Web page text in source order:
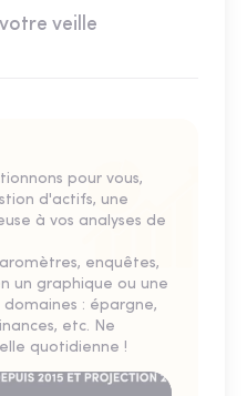
veille
pour vous,
d'actifs, une
à vos analyses de
enquêtes,
un graphique ou une
: épargne,
etc. Ne
quotidienne !